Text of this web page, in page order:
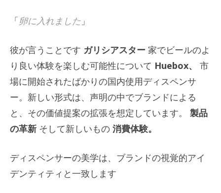
「卵に入れました 」
彼が言うことです ガリシアスター 家でビールのよ
り良い体験を楽しむ可能性について Huebox、 市
場に開始されたばかりの国内使用ディスペンサ
ー。新しい形式は、声明の中でブランドによる
と、その価値提案の拡張を想定しています。 製品
の革新 そして新しいもの 消費体験。
ディスペンサーの美学は、ブランドの視覚的アイ
デンティティと一致します